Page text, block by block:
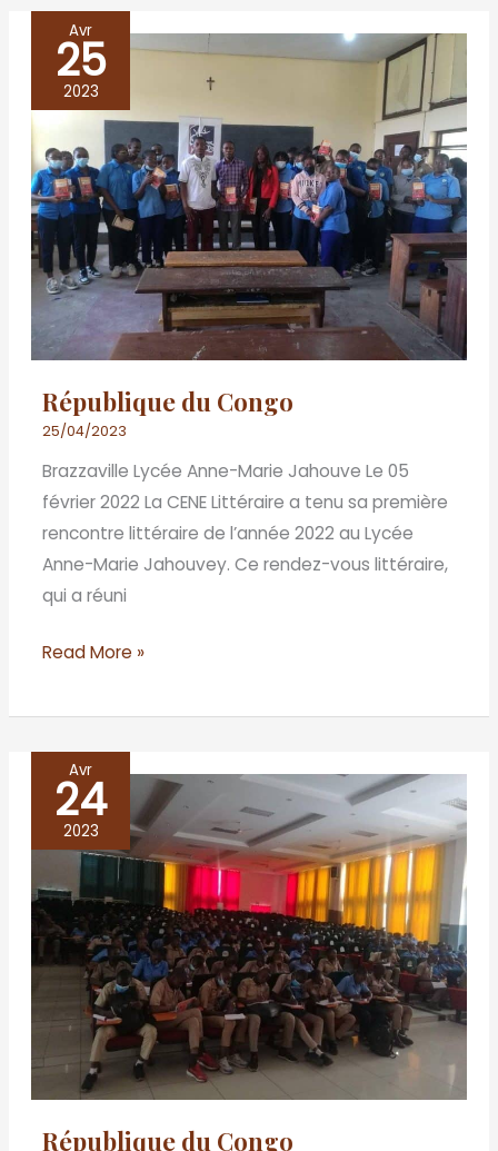
Avr
25
2023
République du Congo
25/04/2023
Brazzaville Lycée Anne-Marie Jahouve Le 05
février 2022 La CENE Littéraire a tenu sa première
rencontre littéraire de l’année 2022 au Lycée
Anne-Marie Jahouvey. Ce rendez-vous littéraire,
qui a réuni
République
Read More »
Avr
24
2023
République du Congo
République
Congo